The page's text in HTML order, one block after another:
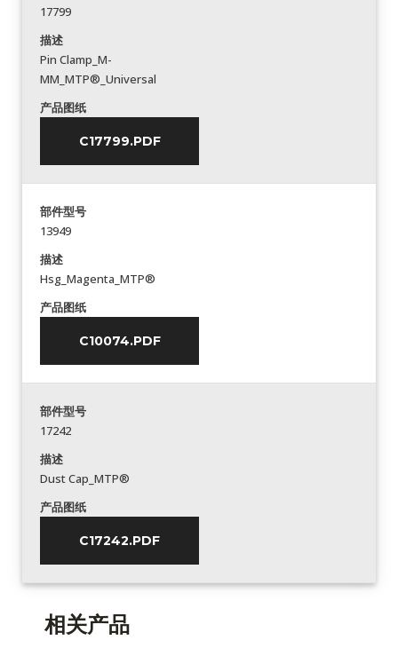
17799
描述
Pin Clamp_M-
MM_MTP®_Universal
产品图纸
C17799.PDF
部件型号
13949
描述
Hsg_Magenta_MTP®
产品图纸
C10074.PDF
部件型号
17242
描述
Dust Cap_MTP®
产品图纸
C17242.PDF
相关产品